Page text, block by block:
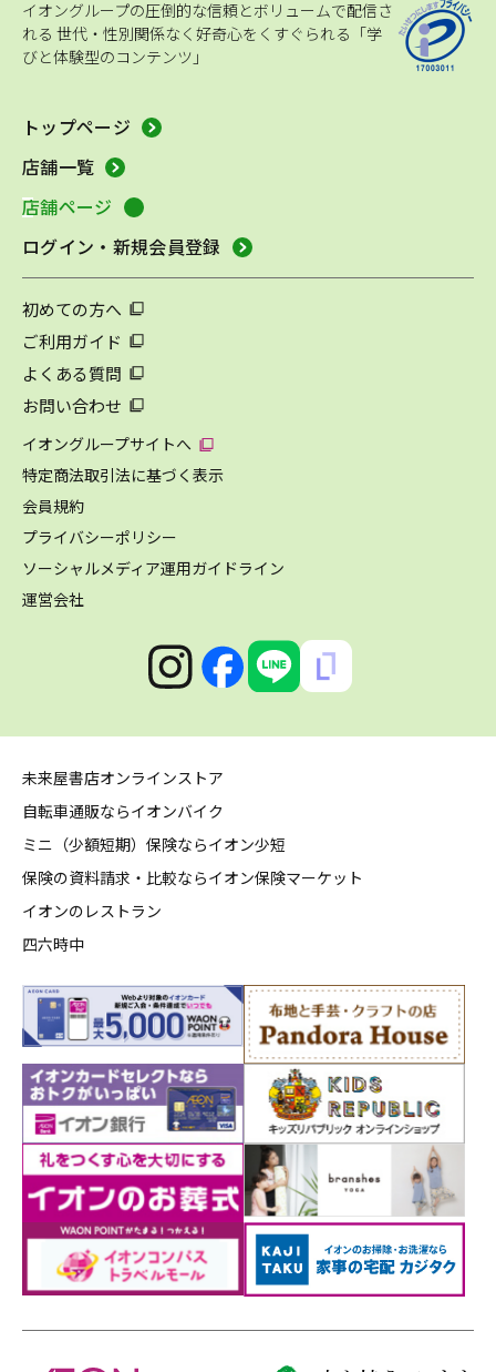
イオングループの圧倒的な信頼とボリュームで配信さ
れる 世代・性別関係なく好奇心をくすぐられる「学
びと体験型のコンテンツ」
トップページ
店舗一覧
店舗ページ
ログイン・新規会員登録
初めての方へ
ご利用ガイド
よくある質問
お問い合わせ
イオングループサイトへ
特定商法取引法に基づく表示
会員規約
プライバシーポリシー
ソーシャルメディア運用ガイドライン
運営会社
未来屋書店オンラインストア
自転車通販ならイオンバイク
ミニ（少額短期）保険ならイオン少短
保険の資料請求・比較ならイオン保険マーケット
イオンのレストラン
四六時中